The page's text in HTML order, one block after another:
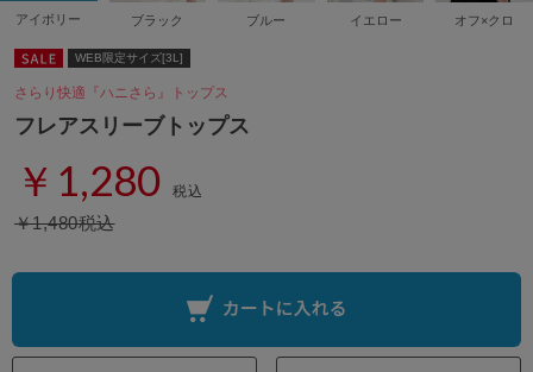
アイボリー ブラック ブルー イエロー オフ×クロ
WEB限定サイズ[3L]
さらり快適『ハニさら』トップス
フレアスリーブトップス
￥1,280 税込
￥1,480税込